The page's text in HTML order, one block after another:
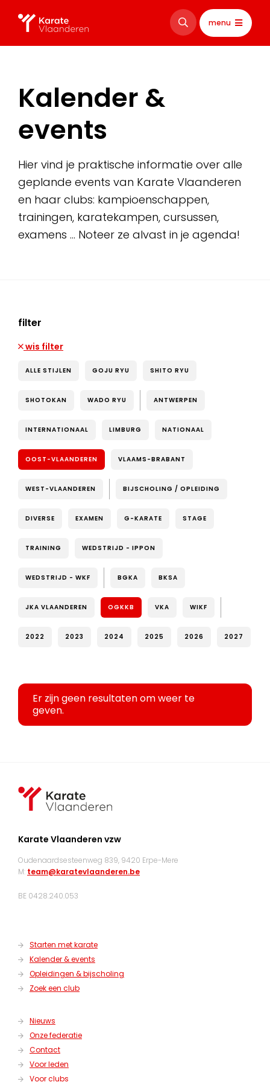
menu
Kalender &
events
Hier vind je praktische informatie over alle
geplande events van Karate Vlaanderen
en haar clubs: kampioenschappen,
trainingen, karatekampen, cursussen,
examens … Noteer ze alvast in je agenda!
filter
wis filter
ALLE STIJLEN GOJU RYU SHITO RYU
SHOTOKAN WADO RYU ANTWERPEN
INTERNATIONAAL LIMBURG NATIONAAL
OOST-VLAANDEREN VLAAMS-BRABANT
WEST-VLAANDEREN BIJSCHOLING / OPLEIDING
DIVERSE EXAMEN G-KARATE STAGE
TRAINING WEDSTRIJD - IPPON
WEDSTRIJD - WKF BGKA BKSA
JKA VLAANDEREN OGKKB VKA WIKF
2022 2023 2024 2025 2026 2027
Er zijn geen resultaten om weer te
geven.
Karate Vlaanderen vzw
Oudenaardsesteenweg 839, 9420 Erpe-Mere
M: team@karatevlaanderen.be
BE 0428.240.053
Starten met karate
Kalender & events
Opleidingen & bijscholing
Zoek een club
Nieuws
Onze federatie
Contact
Voor leden
Voor clubs